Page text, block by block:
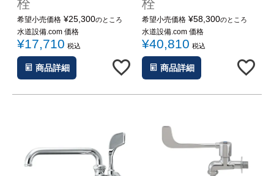
栓
希望小売価格 ¥25,300のところ
水道設備.com 価格
¥17,710 税込
商品詳細
栓
希望小売価格 ¥58,300のところ
水道設備.com 価格
¥40,810 税込
商品詳細